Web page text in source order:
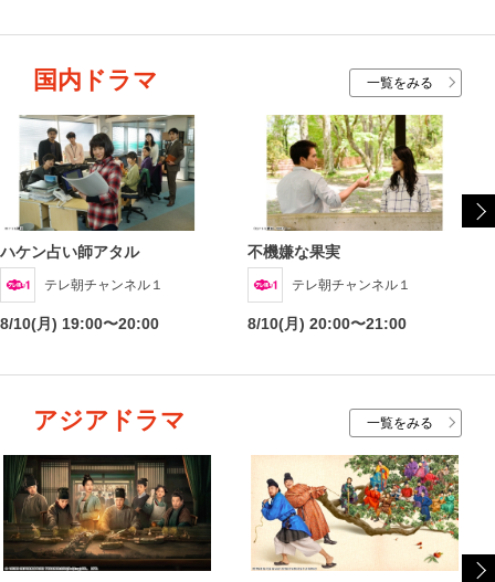
国内ドラマ 一覧をみる
ハケン占い師アタル
テレ朝チャンネル１
8/10(月) 19:00〜20:00
不機嫌な果実
テレ朝チャンネル１
8/10(月) 20:00〜21:00
アジアドラマ 一覧をみる